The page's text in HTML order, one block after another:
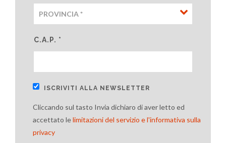
C.A.P. *
ISCRIVITI ALLA NEWSLETTER
Cliccando sul tasto Invia dichiaro di aver letto ed
accettato lelimitazioni del servizio e l'informativa sulla
privacy